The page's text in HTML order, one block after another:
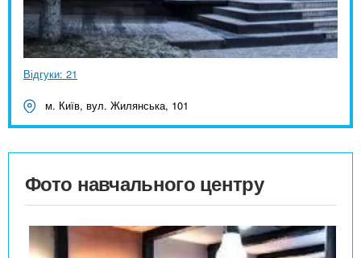
Відгуки: 21
м. Київ, вул. Жилянська, 101
Фото навчального центру